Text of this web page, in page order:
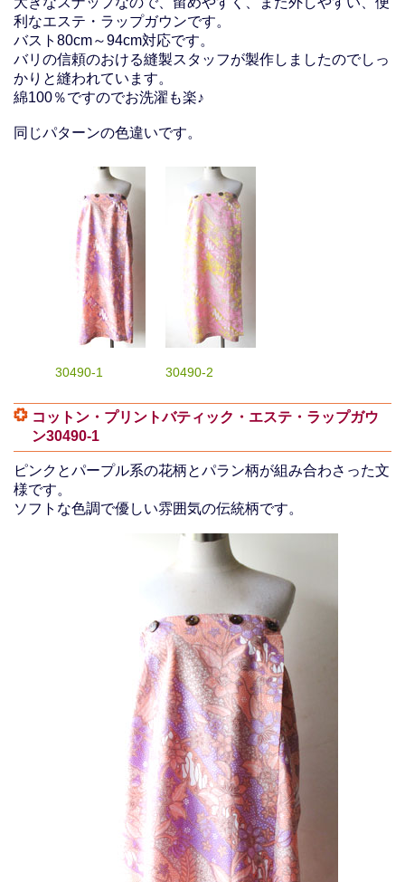
利なエステ・ラップガウンです。
バスト80cm～94cm対応です。
バリの信頼のおける縫製スタッフが製作しましたのでしっ
かりと縫われています。
綿100％ですのでお洗濯も楽♪
同じパターンの色違いです。
30490-1 30490-2
コットン・プリントバティック・エステ・ラップガウ
ン30490-1
ピンクとパープル系の花柄とパラン柄が組み合わさった文
様です。
ソフトな色調で優しい雰囲気の伝統柄です。